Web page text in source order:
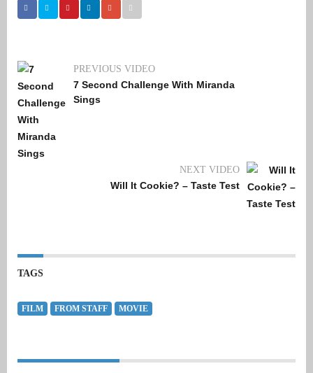
PREVIOUS VIDEO
7 Second Challenge With Miranda
Sings
NEXT VIDEO
Will It Cookie? – Taste Test
TAGS
FILM FROM STAFF MOVIE